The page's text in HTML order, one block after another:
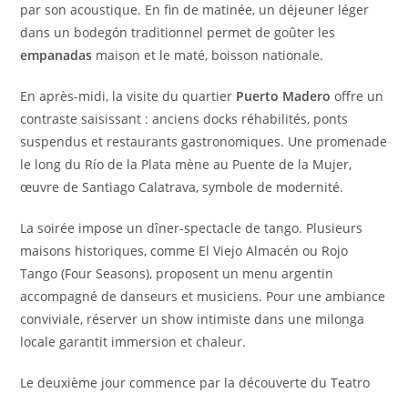
par son acoustique. En fin de matinée, un déjeuner léger
dans un bodegón traditionnel permet de goûter les
empanadas maison et le maté, boisson nationale.
En après-midi, la visite du quartier Puerto Madero offre un
contraste saisissant : anciens docks réhabilités, ponts
suspendus et restaurants gastronomiques. Une promenade
le long du Río de la Plata mène au Puente de la Mujer,
œuvre de Santiago Calatrava, symbole de modernité.
La soirée impose un dîner-spectacle de tango. Plusieurs
maisons historiques, comme El Viejo Almacén ou Rojo
Tango (Four Seasons), proposent un menu argentin
accompagné de danseurs et musiciens. Pour une ambiance
conviviale, réserver un show intimiste dans une milonga
locale garantit immersion et chaleur.
Le deuxième jour commence par la découverte du Teatro